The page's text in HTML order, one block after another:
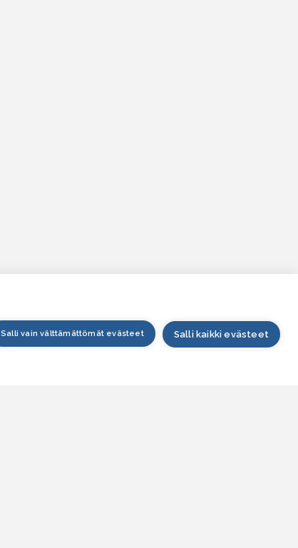
Salli vain välttämättömät evästeet Salli kaikki evästeet